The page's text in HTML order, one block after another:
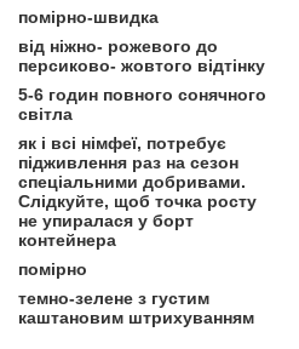
помірно-швидка
від ніжно- рожевого до
персиково- жовтого відтінку
5-6 годин повного сонячного
світла
як і всі німфеї, потребує
підживлення раз на сезон
спеціальними добривами.
Слідкуйте, щоб точка росту
не упиралася у борт
контейнера
помірно
темно-зелене з густим
каштановим штрихуванням